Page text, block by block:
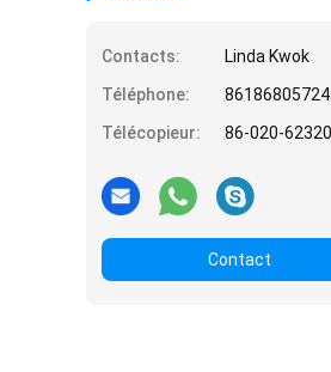
Contacts:
Linda Kwok
Téléphone:
Télécopieur:
86-020-
Contact